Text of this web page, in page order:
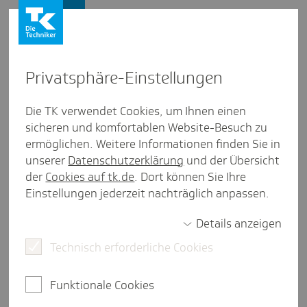
Singapur
Singapur hat sich als Drehkreuz für den Asien-
Unternehmen etabliert. Mehr als 1.300 deutsche
Firmen haben sich dort niedergelassen.
weniger als eine Minute Lesezeit
Firmenkunden Länderübersicht
Privat­sphäre-Einstel­lungen
Die TK verwendet Cookies, um Ihnen einen
sicheren und komfortablen Website-Besuch zu
ermöglichen. Weitere Informationen finden Sie in
unserer Datenschutzerklärung und der Übersicht
der Cookies auf tk.de. Dort können Sie Ihre
Einstellungen jederzeit nachträglich anpassen.
Details anzeigen
Technisch erforderliche Cookies
Funktionale Cookies